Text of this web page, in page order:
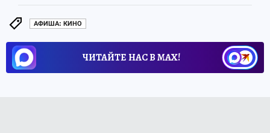
АФИША: КИНО
ЧИТАЙТЕ НАС В МАХ!